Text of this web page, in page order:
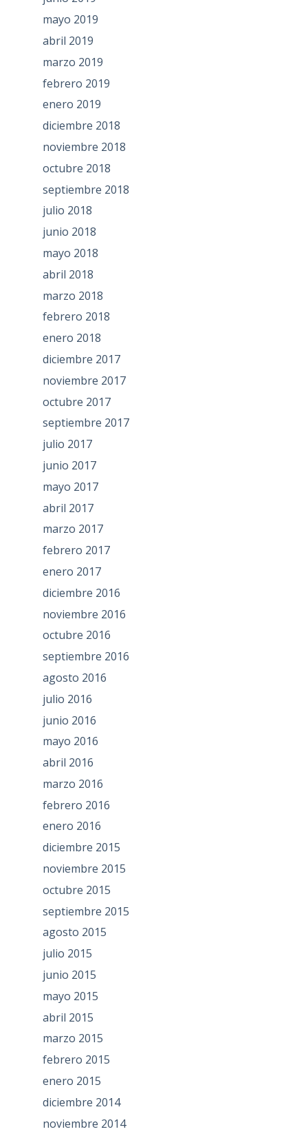
mayo 2019
abril 2019
marzo 2019
febrero 2019
enero 2019
diciembre 2018
noviembre 2018
octubre 2018
septiembre 2018
julio 2018
junio 2018
mayo 2018
abril 2018
marzo 2018
febrero 2018
enero 2018
diciembre 2017
noviembre 2017
octubre 2017
septiembre 2017
julio 2017
junio 2017
mayo 2017
abril 2017
marzo 2017
febrero 2017
enero 2017
diciembre 2016
noviembre 2016
octubre 2016
septiembre 2016
agosto 2016
julio 2016
junio 2016
mayo 2016
abril 2016
marzo 2016
febrero 2016
enero 2016
diciembre 2015
noviembre 2015
octubre 2015
septiembre 2015
agosto 2015
julio 2015
junio 2015
mayo 2015
abril 2015
marzo 2015
febrero 2015
enero 2015
diciembre 2014
noviembre 2014